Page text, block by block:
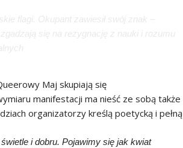
Maj skupiają się
manifestacji ma nieść ze sobą także
organizatorzy kreślą poetycką i pełną
i dobru. Pojawimy się jak kwiat